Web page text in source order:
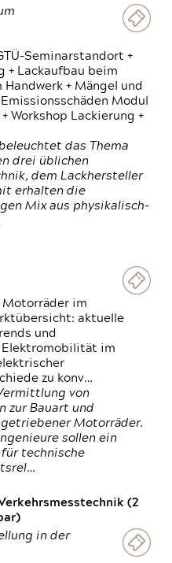
Seminarstandort +
+ Lackaufbau beim
+ Mängel und
Modul
Workshop Lackierung +
das Thema
drei üblichen
dem Lackhersteller
erhalten die
Mix aus physikalisch-
Motorräder im
aktuelle
und
im
zu konv…
von
zur Bauart und
Motorräder.
sollen ein
technische
(2
in der